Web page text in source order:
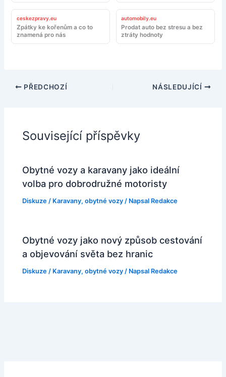
ceskezpravy.eu
Zpátky ke kořenům a co to
znamená pro nás
automobily.eu
Prodat auto bez stresu a bez
ztráty hodnoty
PŘEDCHOZÍ NÁSLEDUJÍCÍ
Související příspěvky
Obytné vozy a karavany jako ideální
volba pro dobrodružné motoristy
Diskuze / Karavany, obytné vozy / Napsal Redakce
Obytné vozy jako nový způsob cestování
a objevování světa bez hranic
Diskuze / Karavany, obytné vozy / Napsal Redakce